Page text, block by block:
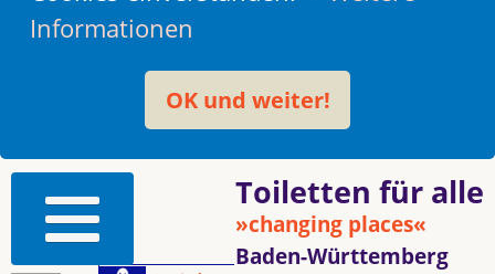
Informationen
OK und weiter!
Toiletten für alle
»changing places«
Baden-Württemberg